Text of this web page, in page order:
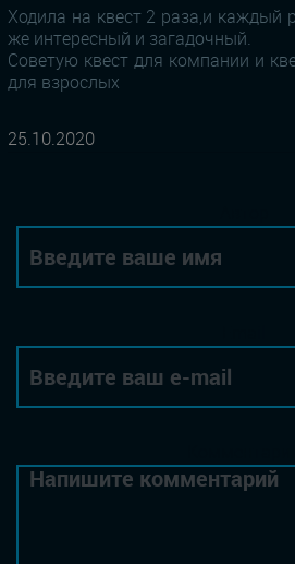
Ходила на квест 2 раза,и каждый
же интересный и загадочный.
Советую квест для компании и
для взрослых
25.10.2020